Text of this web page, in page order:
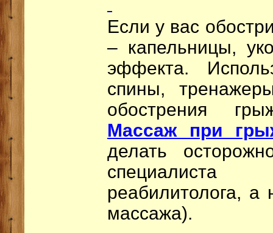
Если у вас
– капельницы,
эффекта.
спины,
обострения
Массаж при
делать
реабилитолога, а
массажа).